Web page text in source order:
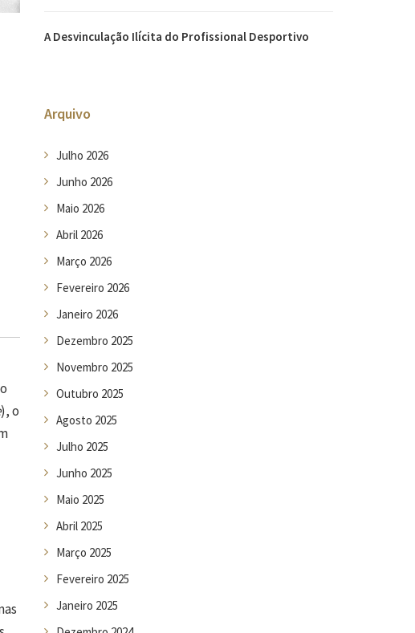
), o
A Desvinculação Ilícita do Profissional Desportivo
Arquivo
Julho 2026
Junho 2026
Maio 2026
Abril 2026
Março 2026
Fevereiro 2026
Janeiro 2026
Dezembro 2025
Novembro 2025
Outubro 2025
Agosto 2025
Julho 2025
Junho 2025
Maio 2025
Abril 2025
Março 2025
Fevereiro 2025
Janeiro 2025